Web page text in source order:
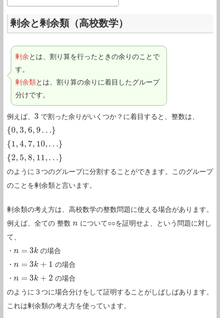
剰余と剰余類（高校数学）
剰余とは、割り算を行ったときの余りのことで
す。
剰余類とは、割り算の余りに着目したグループ
分けです。
例えば、 3
3 で割った余りがいくつか？に着目すると、整数は、
{0, 3, 6, 9 …}
{ 0,3 ,6, 9…}
{1, 4, 7, 10, …}
{ 1,4 ,7, 10 …}
{2, 5, 8, 11, …}
{ 2,5 ,8, 11 …}
のように３つのグループに分割することができます。このグループ
のことを剰余類と言います。
剰余類の考え方は、高校数学の整数問題に使える場合があります。
例えば、全ての 整数 n
n について○○を証明せよ、という問題に対し
て、
・ n = 3k
n= 3k
の場合
・ n = 3k + 1
n= 3k +1
の場合
・ n = 3k + 2
n= 3k +2
の場合
のように３つに場合分けをして証明することがしばしばあります。
これは剰余類の考え方を使っています。